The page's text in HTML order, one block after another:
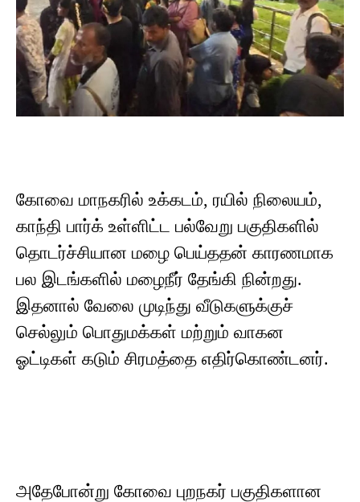
கோவை மாநகரில் உக்கடம், ரயில் நிலையம்,
காந்தி பார்க் உள்ளிட்ட பல்வேறு பகுதிகளில்
தொடர்ச்சியான மழை பெய்ததன் காரணமாக
பல இடங்களில் மழைநீர் தேங்கி நின்றது.
இதனால் வேலை முடிந்து வீடுகளுக்குச்
செல்லும் பொதுமக்கள் மற்றும் வாகன
ஓட்டிகள் கடும் சிரமத்தை எதிர்கொண்டனர்.
அதேபோன்று கோவை புறநகர் பகுதிகளான